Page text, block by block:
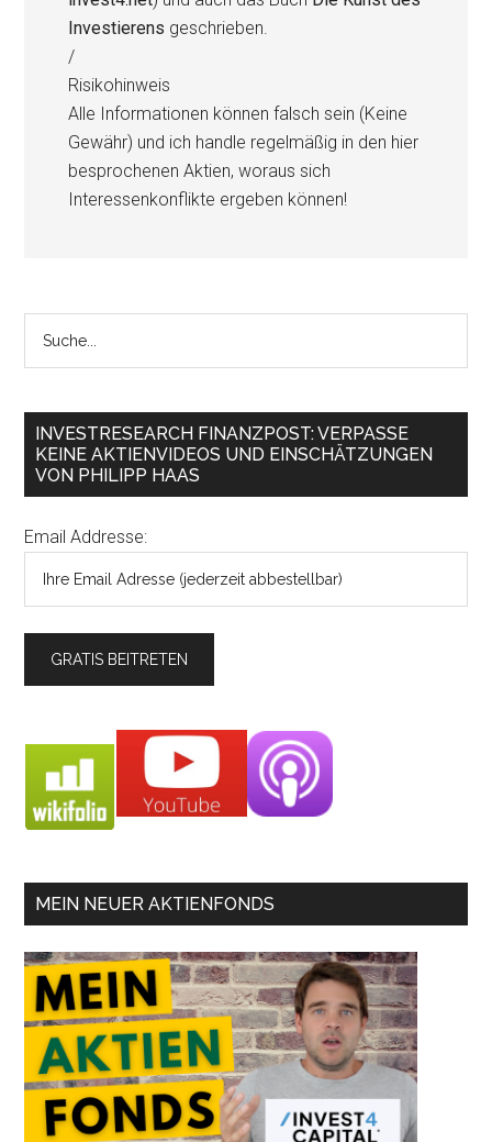
Investierens geschrieben.
/
Risikohinweis
Alle Informationen können falsch sein (Keine
Gewähr) und ich handle regelmäßig in den hier
besprochenen Aktien, woraus sich
Interessenkonflikte ergeben können!
INVESTRESEARCH FINANZPOST: VERPASSE
KEINE AKTIENVIDEOS UND EINSCHÄTZUNGEN
VON PHILIPP HAAS
Email Addresse:
MEIN NEUER AKTIENFONDS